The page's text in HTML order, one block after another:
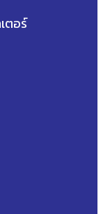
ตอร์